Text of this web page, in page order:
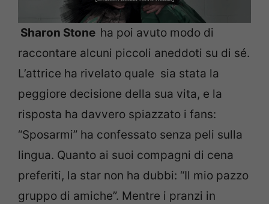
Sharon Stone ha poi avuto modo di
raccontare alcuni piccoli aneddoti su di sé.
L’attrice ha rivelato quale sia stata la
peggiore decisione della sua vita, e la
risposta ha davvero spiazzato i fans:
“Sposarmi” ha confessato senza peli sulla
lingua. Quanto ai suoi compagni di cena
preferiti, la star non ha dubbi: “Il mio pazzo
gruppo di amiche”. Mentre i pranzi in